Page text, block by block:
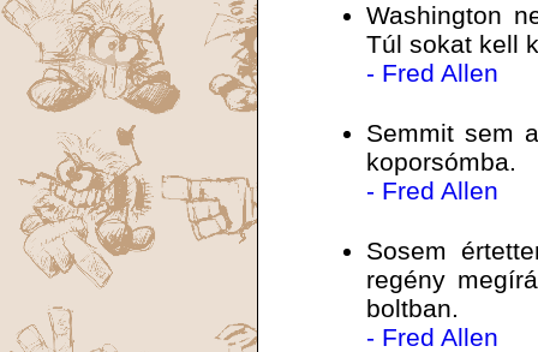
Washington
Túl sokat kell
- Fred Allen
Semmit sem
koporsómba.
- Fred Allen
Sosem
regény
boltban.
- Fred Allen